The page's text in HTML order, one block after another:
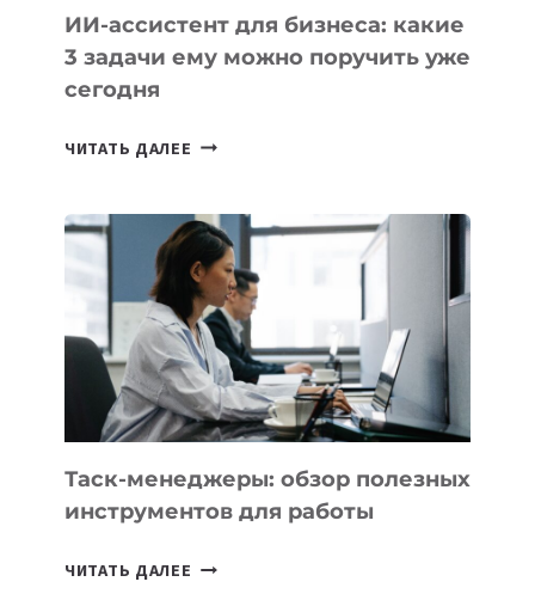
ИИ-ассистент для бизнеса: какие
3 задачи ему можно поручить уже
сегодня
ЧИТАТЬ ДАЛЕЕ ИИ-
БИЗНЕСА:
КАКИЕ
3
ЗАДАЧИ
ЕМУ
МОЖНО
ПОРУЧИТЬ
УЖЕ
СЕГОДНЯ
Таск-менеджеры: обзор полезных
инструментов для работы
ЧИТАТЬ ДАЛЕЕ ТАСК-